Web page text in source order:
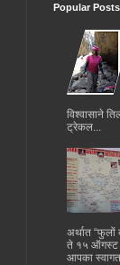
Popular Posts
विश्वासाने
ट्रेकल...
अर्थात “फुलों
ते १५ ऑगस्ट
आपका